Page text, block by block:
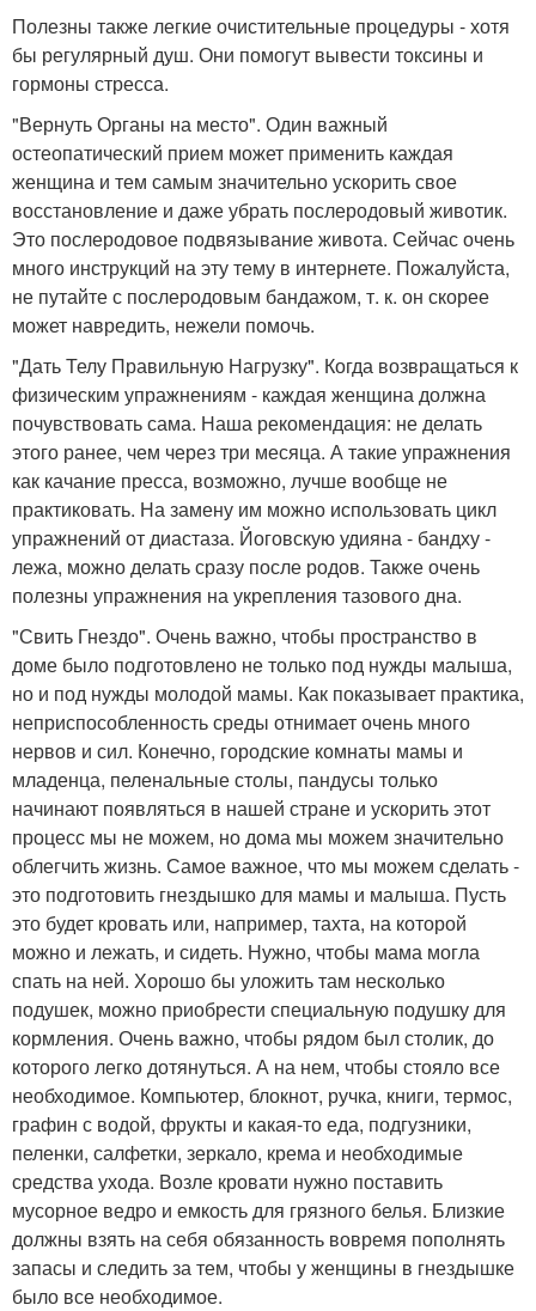
Полезны также легкие очистительные процедуры - хотя
бы регулярный душ. Они помогут вывести токсины и
гормоны стресса.
"Вернуть Органы на место". Один важный
остеопатический прием может применить каждая
женщина и тем самым значительно ускорить свое
восстановление и даже убрать послеродовый животик.
Это послеродовое подвязывание живота. Сейчас очень
много инструкций на эту тему в интернете. Пожалуйста,
не путайте с послеродовым бандажом, т. к. он скорее
может навредить, нежели помочь.
"Дать Телу Правильную Нагрузку". Когда возвращаться к
физическим упражнениям - каждая женщина должна
почувствовать сама. Наша рекомендация: не делать
этого ранее, чем через три месяца. А такие упражнения
как качание пресса, возможно, лучше вообще не
практиковать. На замену им можно использовать цикл
упражнений от диастаза. Йоговскую удияна - бандху -
лежа, можно делать сразу после родов. Также очень
полезны упражнения на укрепления тазового дна.
"Свить Гнездо". Очень важно, чтобы пространство в
доме было подготовлено не только под нужды малыша,
но и под нужды молодой мамы. Как показывает практика,
неприспособленность среды отнимает очень много
нервов и сил. Конечно, городские комнаты мамы и
младенца, пеленальные столы, пандусы только
начинают появляться в нашей стране и ускорить этот
процесс мы не можем, но дома мы можем значительно
облегчить жизнь. Самое важное, что мы можем сделать -
это подготовить гнездышко для мамы и малыша. Пусть
это будет кровать или, например, тахта, на которой
можно и лежать, и сидеть. Нужно, чтобы мама могла
спать на ней. Хорошо бы уложить там несколько
подушек, можно приобрести специальную подушку для
кормления. Очень важно, чтобы рядом был столик, до
которого легко дотянуться. А на нем, чтобы стояло все
необходимое. Компьютер, блокнот, ручка, книги, термос,
графин с водой, фрукты и какая-то еда, подгузники,
пеленки, салфетки, зеркало, крема и необходимые
средства ухода. Возле кровати нужно поставить
мусорное ведро и емкость для грязного белья. Близкие
должны взять на себя обязанность вовремя пополнять
запасы и следить за тем, чтобы у женщины в гнездышке
было все необходимое.